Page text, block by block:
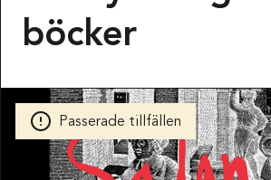
böcker
Passerade tillfällen